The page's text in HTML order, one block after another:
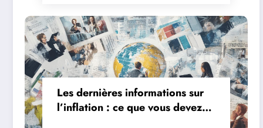
Les dernières informations sur
l’inflation : ce que vous devez